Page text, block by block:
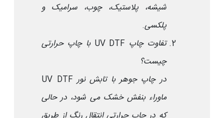
شیشه، پلاستیک، چوب، سرامیک و
پلکسی.
تفاوت چاپ
با چاپ حرارتی
چیست؟
در چاپ UV DTFجوهر با تابش نور
ماوراء بنفش خشک می شود، در حالی